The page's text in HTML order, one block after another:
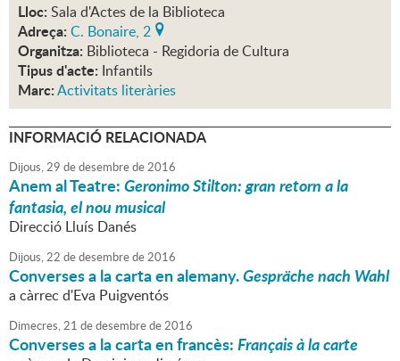
Lloc: Sala d'Actes de la Biblioteca
Adreça: C. Bonaire, 2
Organitza: Biblioteca - Regidoria de Cultura
Tipus d'acte: Infantils
Marc:Activitats literàries
INFORMACIÓ RELACIONADA
Dijous,29 dedesembrede2016
Anem al Teatre:Geronimo Stilton: gran retorn a la
fantasia, el nou musical
Direcció Lluís Danés
Dijous,22 dedesembrede2016
Converses a la carta en alemany.Gespräche nach Wahl
a càrrec d'Eva Puigventós
Dimecres,21 dedesembrede2016
Converses a la carta en francès:Français à la carte